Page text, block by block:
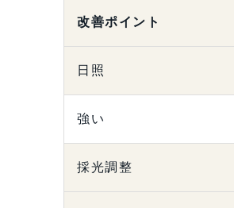
改善ポイント
日照
強い
採光調整